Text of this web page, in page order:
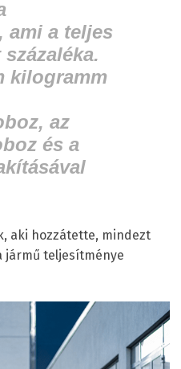
ami a teljes
kilogramm
az
és a
aki hozzátette, mindezt
jármű teljesítménye